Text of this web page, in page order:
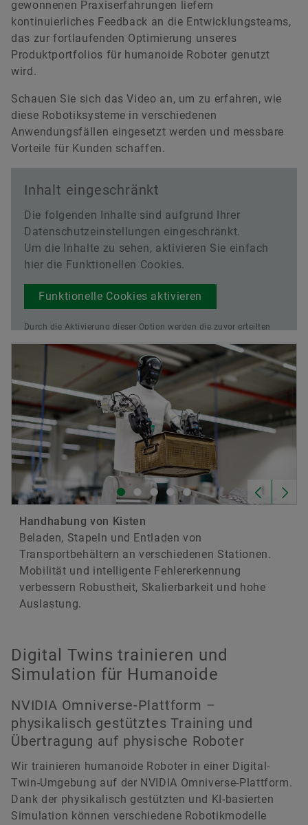
gewonnenen Praxiserfahrungen liefern
kontinuierliches Feedback an die Entwicklungsteams,
das zur fortlaufenden Optimierung unseres
Produktportfolios für humanoide Roboter genutzt
wird.
Schauen Sie sich das Video an, um zu erfahren, wie
diese Robotiksysteme in verschiedenen
Anwendungsfällen eingesetzt werden und messbare
Vorteile für Kunden schaffen.
Inhalt eingeschränkt
Die folgenden Inhalte sind aufgrund Ihrer
Datenschutzeinstellungen eingeschränkt.
Um die Inhalte zu sehen, aktivieren Sie einfach
hier die Funktionellen Cookies.
Funktionelle Cookies aktivieren
Durch die Aktivierung dieser Option werden die zuvor erteilten
mehr über unsere Datenschutzbestimmungen
Handhabung von Kisten
Beladen, Stapeln und Entladen von
Transportbehältern an verschiedenen Stationen.
Mobilität und intelligente Fehlererkennung
verbessern Robustheit, Skalierbarkeit und hohe
Auslastung.
Digital Twins trainieren und
Simulation für Humanoide
NVIDIA Omniverse-Plattform –
physikalisch gestütztes Training und
Übertragung auf physische Roboter
Wir trainieren humanoide Roboter in einer Digital-
Twin-Umgebung auf der NVIDIA Omniverse-Plattform.
Dank der physikalisch gestützten und KI-basierten
Simulation können verschiedene Robotikmodelle